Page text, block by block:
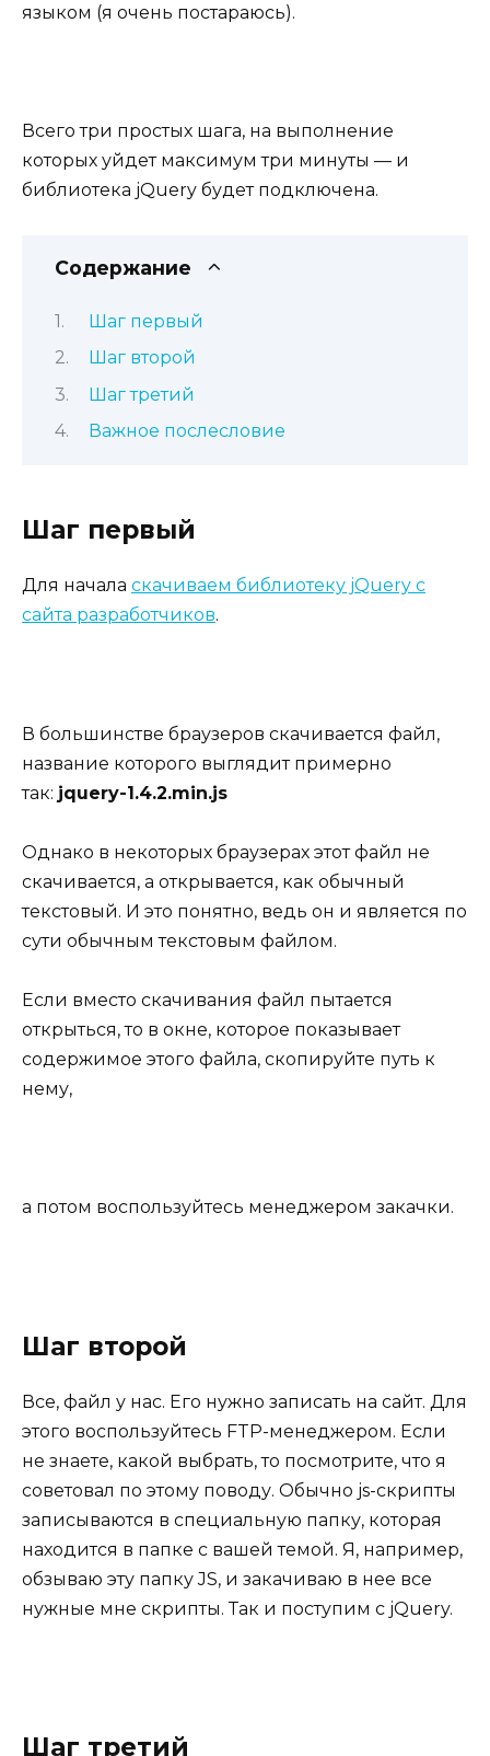
языком (я очень постараюсь).
Всего три простых шага, на выполнение
которых уйдет максимум три минуты — и
библиотека jQuery будет подключена.
Содержание
Шаг первый
Шаг второй
Шаг третий
Важное послесловие
Шаг первый
Для начала скачиваем библиотеку jQuery с
сайта разработчиков.
В большинстве браузеров скачивается файл,
название которого выглядит примерно
так: jquery-1.4.2.min.js
Однако в некоторых браузерах этот файл не
скачивается, а открывается, как обычный
текстовый. И это понятно, ведь он и является по
сути обычным текстовым файлом.
Если вместо скачивания файл пытается
открыться, то в окне, которое показывает
содержимое этого файла, скопируйте путь к
нему,
а потом воспользуйтесь менеджером закачки.
Шаг второй
Все, файл у нас. Его нужно записать на сайт. Для
этого воспользуйтесь FTP-менеджером. Если
не знаете, какой выбрать, то посмотрите, что я
советовал по этому поводу. Обычно js-скрипты
записываются в специальную папку, которая
находится в папке с вашей темой. Я, например,
обзываю эту папку JS, и закачиваю в нее все
нужные мне скрипты. Так и поступим с jQuery.
Шаг третий